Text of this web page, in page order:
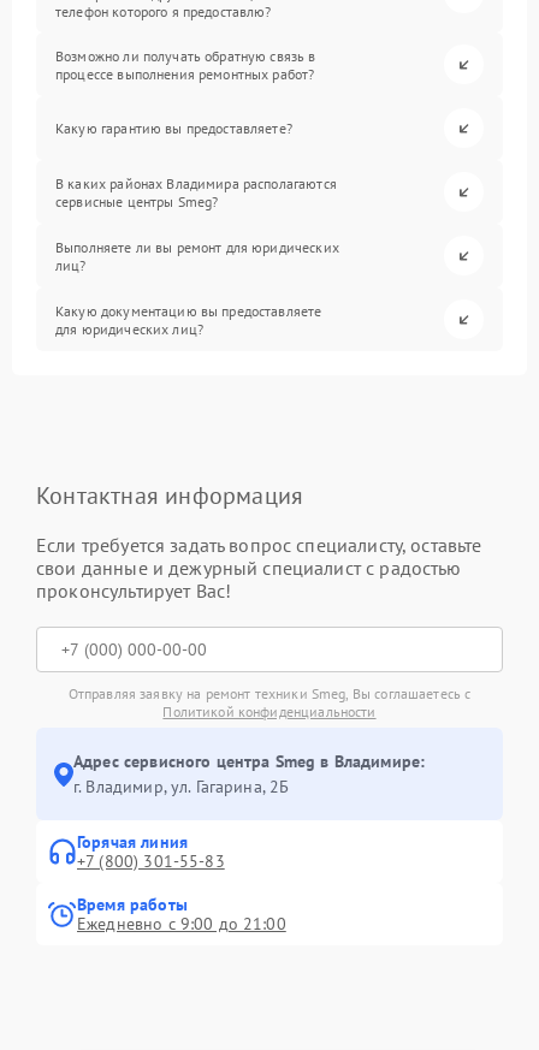
телефон которого я предоставлю?
Возможно ли получать обратную связь в
процессе выполнения ремонтных работ?
Какую гарантию вы предоставляете?
В каких районах Владимира располагаются
сервисные центры Smeg?
Выполняете ли вы ремонт для юридических
лиц?
Какую документацию вы предоставляете
для юридических лиц?
Контактная информация
Если требуется задать вопрос специалисту, оставьте
свои данные и дежурный специалист с радостью
проконсультирует Вас!
Отправляя заявку на ремонт техники Smeg, Вы соглашаетесь с
Политикой конфиденциальности
Адрес сервисного центра Smeg в Владимире:
г. Владимир, ул. Гагарина, 2Б
Горячая линия
+7 (800) 301-55-83
Время работы
Ежедневно с 9:00 до 21:00